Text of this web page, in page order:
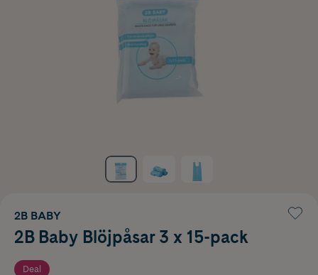
2B BABY
2B Baby Blöjpåsar 3 x 15-pack
Deal